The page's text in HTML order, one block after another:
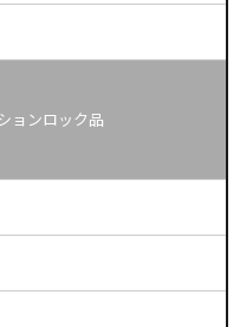
ョンロック品